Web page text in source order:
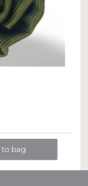
bag